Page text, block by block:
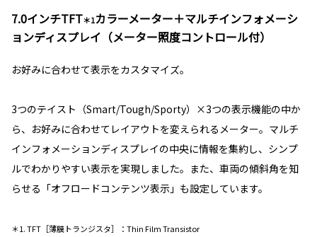
7.0インチTFT＊1カラーメーター＋マルチインフォメーシ
ョンディスプレイ（メーター照度コントロール付）
お好みに合わせて表示をカスタマイズ。
3つのテイスト（Smart/Tough/Sporty）×3つの表示機能の中か
ら、お好みに合わせてレイアウトを変えられるメーター。マルチ
インフォメーションディスプレイの中央に情報を集約し、シンプ
ルでわかりやすい表示を実現しました。また、車両の傾斜角を知
らせる「オフロードコンテンツ表示」も設定しています。
＊1. TFT［薄膜トランジスタ］：Thin Film Transistor